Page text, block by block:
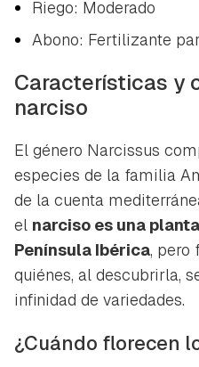
Riego: Moderado
Abono: Fertilizante
Características y
narciso
El género Narcissus
especies de la familia
de la cuenta
el narciso es una
Península Ibérica, pero
quiénes, al descubrirla,
infinidad de variedades.
¿Cuándo florecen